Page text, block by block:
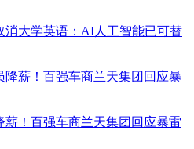
消大学英语：AI人工智能已可替
薪！百强车商兰天集团回应暴雷